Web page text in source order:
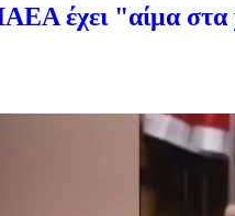
έχει "αίμα στα